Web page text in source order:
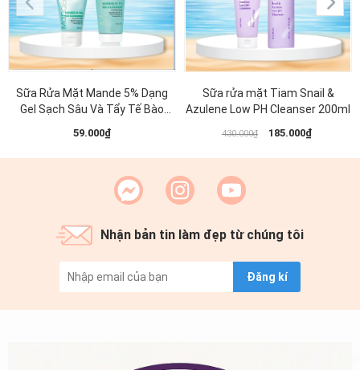
Sữa Rửa Mặt Mande 5% Dạng
Gel Sạch Sâu Và Tẩy Tế Bào
59.000₫
Sữa rửa mặt Tiam Snail &
Azulene Low PH Cleanser 200ml
430.000₫ 185.000₫
Nhận bản tin làm đẹp từ chúng tôi
Đăng kí